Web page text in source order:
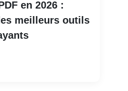
en 2026 :
meilleurs outils